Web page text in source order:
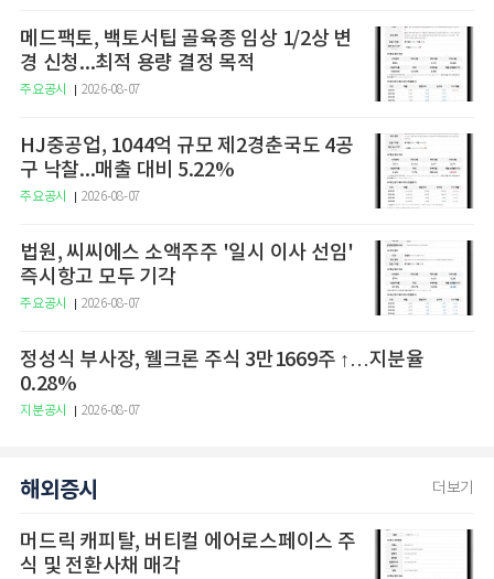
메드팩토, 백토서팁 골육종 임상 1/2상 변
경 신청...최적 용량 결정 목적
주요공시 2026-08-07
HJ중공업, 1044억 규모 제2경춘국도 4공
구 낙찰...매출 대비 5.22%
주요공시 2026-08-07
법원, 씨씨에스 소액주주 '일시 이사 선임'
즉시항고 모두 기각
주요공시 2026-08-07
정성식 부사장, 웰크론 주식 3만1669주 ↑…지분율
0.28%
지분공시 2026-08-07
해외증시 더보기
머드릭 캐피탈, 버티컬 에어로스페이스 주
식 및 전환사채 매각